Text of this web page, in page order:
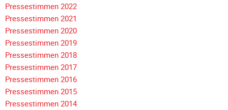
Galerie
2013
Galerie
2012
Galerie
2010
Pressestimmen 2022
Pressestimmen 2021
Pressestimmen 2020
Pressestimmen 2019
Pressestimmen 2018
Navigation
überspringen
Pressestimmen 2017
Pressestimmen 2016
Pressestimmen 2015
Pressestimmen 2014